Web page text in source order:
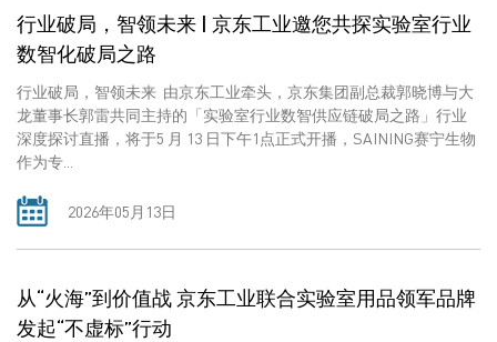
行业破局，智领未来 | 京东工业邀您共探实验室行业
数智化破局之路
行业破局，智领未来 由京东工业牵头，京东集团副总裁郭晓博与大
龙董事长郭雷共同主持的「实验室行业数智供应链破局之路」行业
深度探讨直播，将于5 月 13 日下午1点正式开播，SAINING赛宁生物
作为专...
2026年05月13日
从“火海”到价值战 京东工业联合实验室用品领军品牌
发起“不虚标”行动